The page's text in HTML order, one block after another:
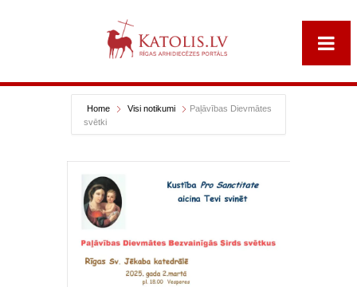
Home Visi notikumi
Paļāvības Dievmātes
svētki